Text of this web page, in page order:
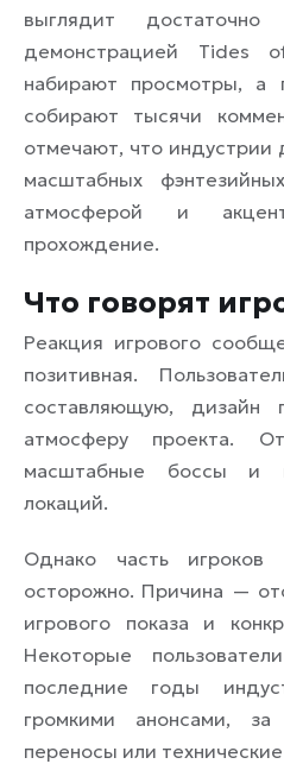
выглядит
демонстрацией Tides
набирают просмотры, а
собирают тысячи
отмечают, что индустрии
масштабных
атмосферой и
прохождение.
Что говорят
Реакция игрового
позитивная.
составляющую,
атмосферу проекта.
масштабные боссы и
локаций.
Однако часть игроков
осторожно. Причина —
игрового показа и
Некоторые
последние годы
громкими анонсами,
переносы или